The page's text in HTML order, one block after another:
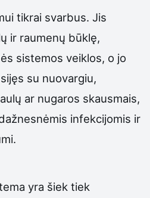
tikrai svarbus. Jis
ir raumenų būklę,
sistemos veiklos, o jo
su nuovargiu,
ar nugaros skausmais,
infekcijomis ir
yra šiek tiek